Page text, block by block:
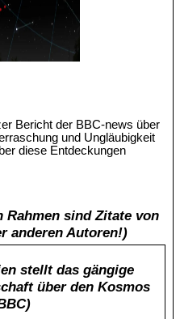
Bericht der BBC-news über
und Ungläubigkeit
diese Entdeckungen
Rahmen sind Zitate von
anderen Autoren!)
stellt das gängige
über den Kosmos